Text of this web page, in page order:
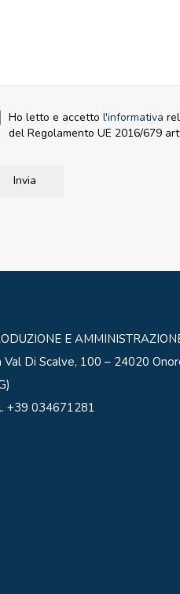
Ho letto e accetto l'informativa
del Regolamento UE 2016/679
Invia
E
Val Di Scalve, 100 – 24020
+39 034671281